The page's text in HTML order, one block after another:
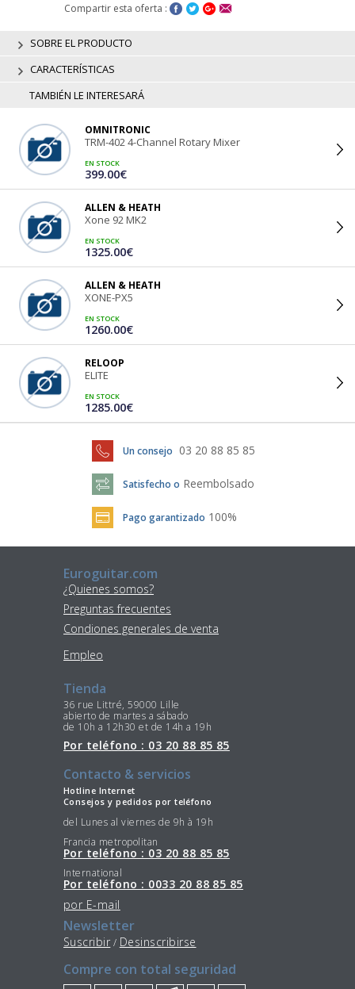
Compartir esta oferta :
SOBRE EL PRODUCTO
CARACTERÍSTICAS
TAMBIÉN LE INTERESARÁ
OMNITRONIC
TRM-402 4-Channel Rotary Mixer
EN STOCK
399.00€
ALLEN & HEATH
Xone 92 MK2
EN STOCK
1325.00€
ALLEN & HEATH
XONE-PX5
EN STOCK
1260.00€
RELOOP
ELITE
EN STOCK
1285.00€
Un consejo 03 20 88 85 85
Satisfecho o Reembolsado
Pago garantizado 100%
Euroguitar.com
¿Quienes somos?
Preguntas frecuentes
Condiones generales de venta
Empleo
Tienda
36 rue Littré, 59000 Lille
abierto de martes a sábado
de 10h a 12h30 et de 14h a 19h
Por teléfono : 03 20 88 85 85
Contacto & servicios
Hotline Internet
Consejos y pedidos por teléfono
del Lunes al viernes de 9h à 19h
Francia metropolitan
Por teléfono : 03 20 88 85 85
International
Por teléfono : 0033 20 88 85 85
por E-mail
Newsletter
Suscribir / Desinscribirse
Compre con total seguridad